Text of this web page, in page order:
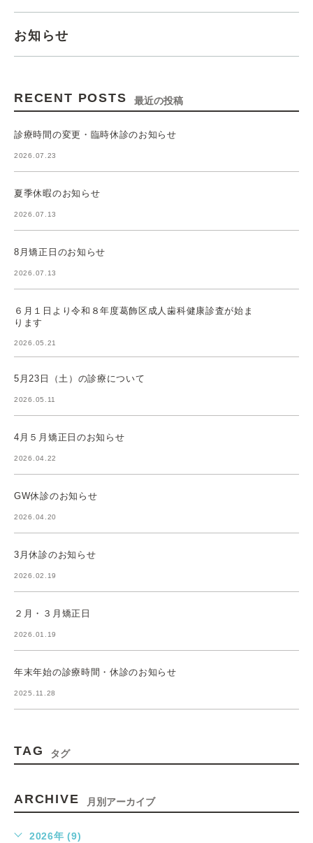
お知らせ
RECENT POSTS 最近の投稿
診療時間の変更・臨時休診のお知らせ
2026.07.23
夏季休暇のお知らせ
2026.07.13
8月矯正日のお知らせ
2026.07.13
６月１日より令和８年度葛飾区成人歯科健康診査が始ま
ります
2026.05.21
5月23日（土）の診療について
2026.05.11
4月５月矯正日のお知らせ
2026.04.22
GW休診のお知らせ
2026.04.20
3月休診のお知らせ
2026.02.19
２月・３月矯正日
2026.01.19
年末年始の診療時間・休診のお知らせ
2025.11.28
TAG タグ
ARCHIVE 月別アーカイブ
2026年 (9)